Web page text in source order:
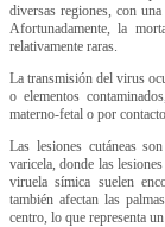
diversas regiones, con una
Afortunadamente, la
relativamente raras.
La transmisión del virus
o elementos
materno-fetal o por
Las lesiones cutáneas
varicela, donde las
viruela símica suelen
también afectan las
centro, lo que representa